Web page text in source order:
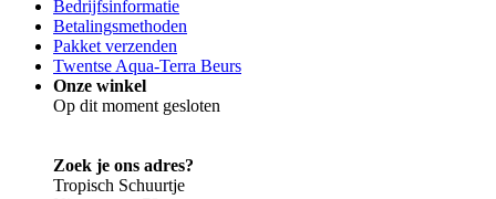
Bedrijfsinformatie
Betalingsmethoden
Pakket verzenden
Twentse Aqua-Terra Beurs
Onze winkel
Op dit moment gesloten
Zoek je ons adres?
Tropisch Schuurtje